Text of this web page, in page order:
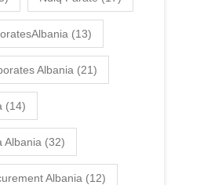
(13)
Albania (21)
(14)
Albania (32)
Albania (12)